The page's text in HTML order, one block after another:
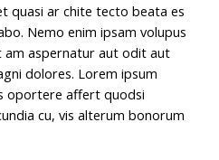
quasi ar chite tecto beata es
Nemo enim ipsam volupus
aspernatur aut odit aut
dolores. Lorem ipsum
oportere affert quodsi
cu, vis alterum bonorum